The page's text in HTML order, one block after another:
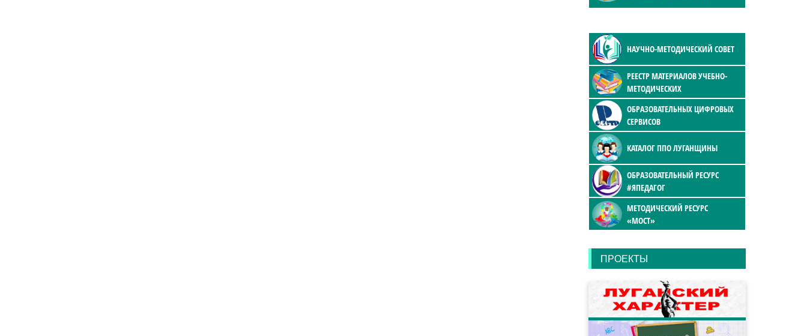
НАУЧНО-МЕТОДИЧЕСКИЙ СОВЕТ
РЕЕСТР МАТЕРИАЛОВ УЧЕБНО-
МЕТОДИЧЕСКИХ
ОБРАЗОВАТЕЛЬНЫХ ЦИФРОВЫХ
СЕРВИСОВ
КАТАЛОГ ППО ЛУГАНЩИНЫ
ОБРАЗОВАТЕЛЬНЫЙ РЕСУРС
#ЯПЕДАГОГ
МЕТОДИЧЕСКИЙ РЕСУРС
«МОСТ»
ПРОЕКТЫ